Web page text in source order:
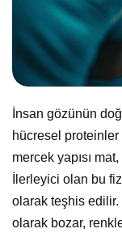
İnsan gözünün
hücresel
mercek yapısı
İlerleyici olan bu
olarak teşhis
olarak bozar,